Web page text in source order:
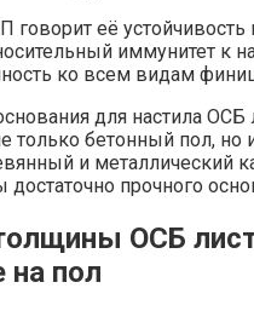
говорит её
иммунитет к
ко всем видам
для настила
только бетонный пол,
и металлический
прочного
ОСБ
на пол